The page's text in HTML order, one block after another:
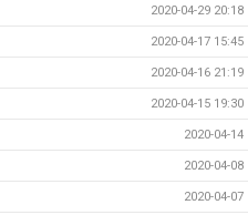
2020-04-29 20:18
2020-04-17 15:45
2020-04-16 21:19
2020-04-15 19:30
2020-04-14
2020-04-08
2020-04-07